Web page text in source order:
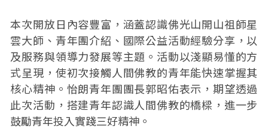
本次開放日內容豐富，涵蓋認識佛光山開山祖師星
雲大師、青年團介紹、國際公益活動經驗分享，以
及服務與領導力發展等主題。活動以淺顯易懂的方
式呈現，使初次接觸人間佛教的青年能快速掌握其
核心精神。怡朗青年團團長郭昭佑表示，期望透過
此次活動，搭建青年認識人間佛教的橋樑，進一步
鼓勵青年投入實踐三好精神。